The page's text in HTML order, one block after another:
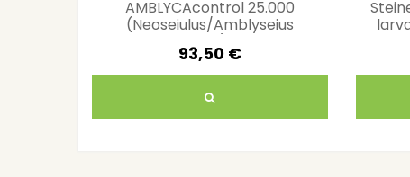
AMBLYCAcontrol 25.000
(Neoseiulus/Amblyseius
californicus) ácaros
depredadores control araña
roja...
93,50 €